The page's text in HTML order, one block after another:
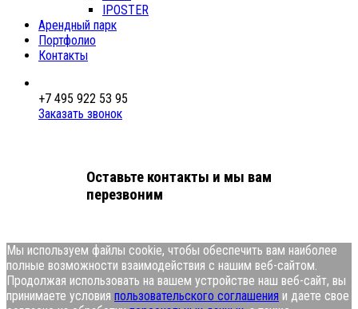
IPOSTER
Арендный парк
Портфолио
Контакты
+7 495 922 53 95
Заказать звонок
Оставьте контакты и мы вам
перезвоним
Мы используем файлы cookie, чтобы обеспечить вам наиболее
полные возможности взаимодействия с нашим веб-сайтом.
Продолжая использовать на вашем устройстве наш веб-сайт, вы
принимаете условия пользовательского соглашения и даете свое